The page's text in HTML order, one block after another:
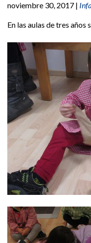
noviembre 30, 2017 |
En las aulas de tres